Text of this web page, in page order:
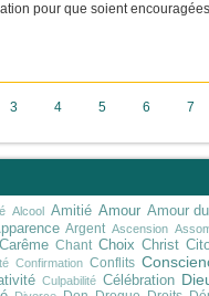
pour que soient
3 4 5 6 7
Alcool Amitié Amour Amour
Argent Ascension
Carême Chant Choix Christ
Confirmation Conflits
Culpabilité Célébration